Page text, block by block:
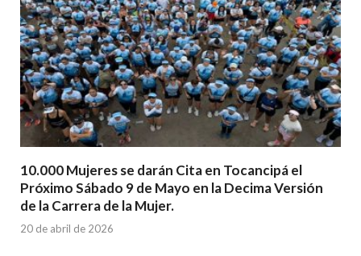
10.000 Mujeres se darán Cita en Tocancipá el
Próximo Sábado 9 de Mayo en la Decima Versión
de la Carrera de la Mujer.
20 de abril de 2026